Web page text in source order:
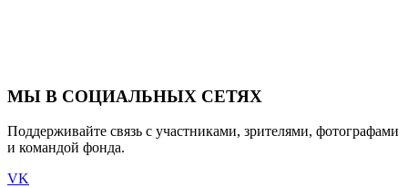
МЫ В СОЦИАЛЬНЫХ СЕТЯХ
Поддерживайте связь с участниками, зрителями, фотографами
и командой фонда.
VK